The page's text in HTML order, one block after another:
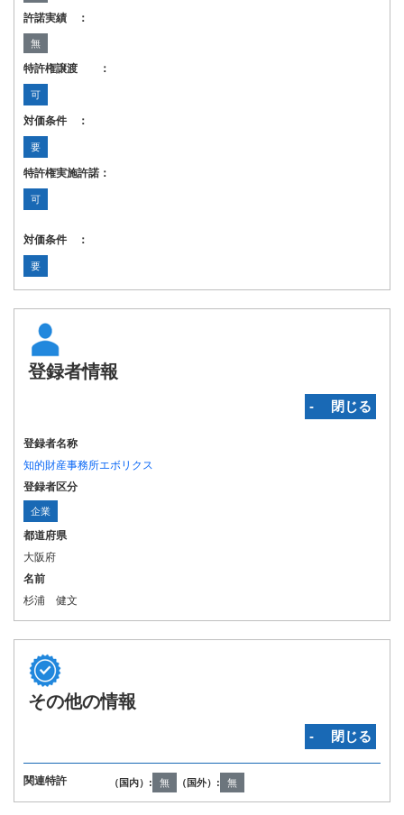
許諾実績 ：
無
特許権譲渡 ：
可
対価条件 ：
要
特許権実施許諾：
可
対価条件 ：
要
登録者情報
‐ 閉じる
登録者名称
知的財産事務所エボリクス
登録者区分
企業
都道府県
大阪府
名前
杉浦 健文
その他の情報
‐ 閉じる
関連特許 （国内）: 無 （国外）: 無